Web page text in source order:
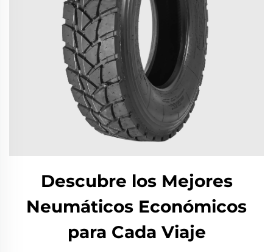
Descubre los Mejores
Neumáticos Económicos
para Cada Viaje